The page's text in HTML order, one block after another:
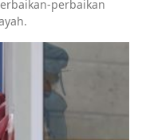
perbaikan